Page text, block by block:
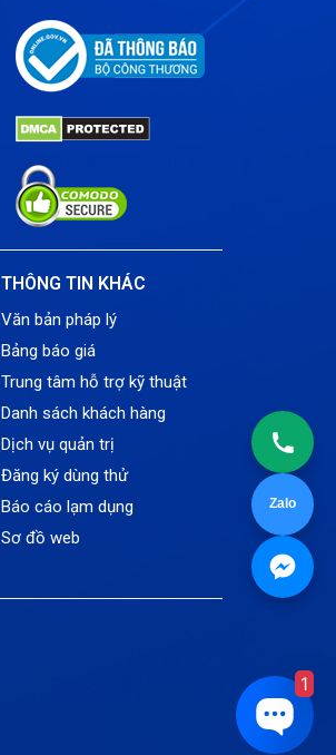
Zalo
THÔNG TIN KHÁC
Văn bản pháp lý
Bảng báo giá
Trung tâm hỗ trợ kỹ thuật
Danh sách khách hàng
Dịch vụ quản trị
Đăng ký dùng thử
Báo cáo lạm dụng
Sơ đồ web
1